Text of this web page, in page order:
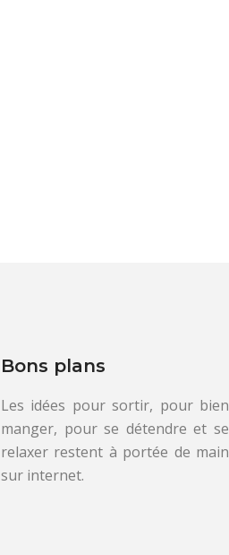
Bons plans
Les idées pour sortir, pour bien
manger, pour se détendre et se
relaxer restent à portée de main
sur internet.